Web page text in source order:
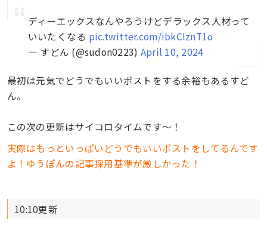
ディーエックスなんやろうけどデラックス人材って
いいたくなる pic.twitter.com/ibkCIznT1o
— すどん (@sudon0223) April 10, 2024
最初は元気でどうでもいいポストをする余裕もあるすど
ん。
この次の更新はサイコロタイムです〜！
実際はもっといっぱいどうでもいいポストをしてるんです
よ！ゆうぽんの記事採用基準が厳しかった！
10:10更新